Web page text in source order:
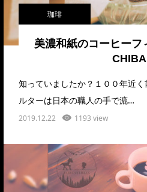
珈琲
美濃和紙のコーヒーフ
知っていましたか？１００年近
ルターは日本の職人の手で漉…
2019.12.22 1193 view